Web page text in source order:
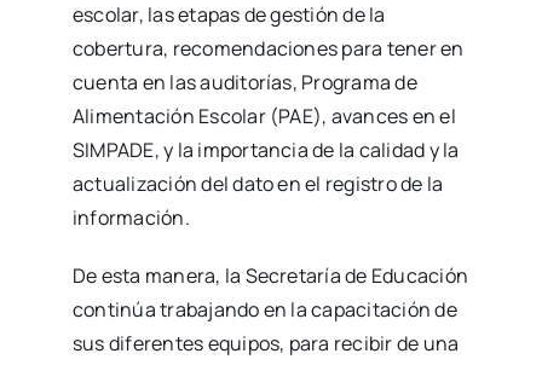
escolar, las etapas de gestión de la
cobertura, recomendaciones para tener en
cuenta en las auditorías, Programa de
Alimentación Escolar (PAE), avances en el
SIMPADE, y la importancia de la calidad y la
actualización del dato en el registro de la
información.
De esta manera, la Secretaría de Educación
continúa trabajando en la capacitación de
sus diferentes equipos, para recibir de una